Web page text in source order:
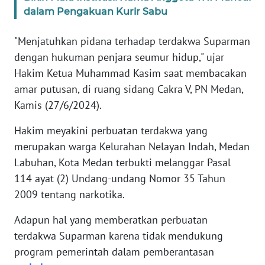
dalam Pengakuan Kurir Sabu
"Menjatuhkan pidana terhadap terdakwa Suparman
dengan hukuman penjara seumur hidup," ujar
Hakim Ketua Muhammad Kasim saat membacakan
amar putusan, di ruang sidang Cakra V, PN Medan,
Kamis (27/6/2024).
Hakim meyakini perbuatan terdakwa yang
merupakan warga Kelurahan Nelayan Indah, Medan
Labuhan, Kota Medan terbukti melanggar Pasal
114 ayat (2) Undang-undang Nomor 35 Tahun
2009 tentang narkotika.
Adapun hal yang memberatkan perbuatan
terdakwa Suparman karena tidak mendukung
program pemerintah dalam pemberantasan
WN
WN
NTT
KEPRI
PAPUA
WN
PAPUA
WN
RIAU